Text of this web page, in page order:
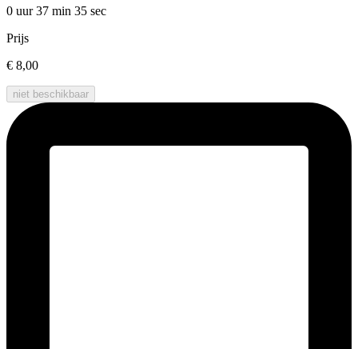
0 uur 37 min 35 sec
Prijs
€ 8,00
niet beschikbaar